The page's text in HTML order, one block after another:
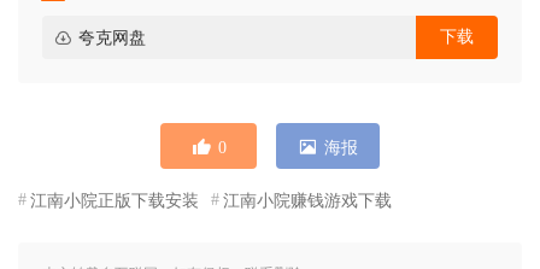
夸克网盘 下载
0 海报
江南小院正版下载安装 江南小院赚钱游戏下载